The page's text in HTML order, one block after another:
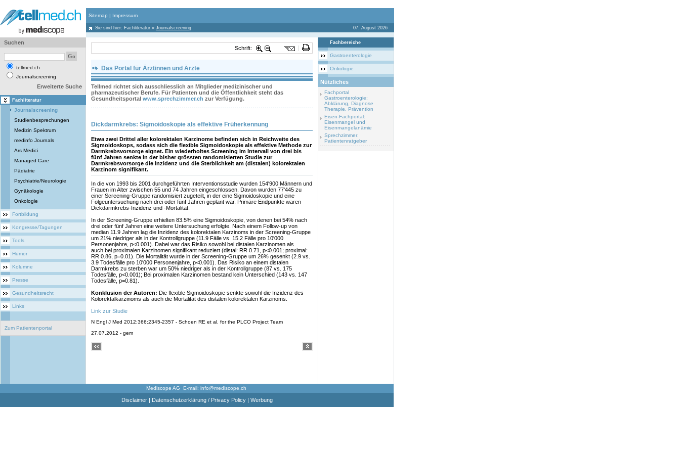
Sitemap | Impressum
Sie sind hier: Fachliteratur » Journalscreening 07. August 2026
Suchen
tellmed.ch
Journalscreening
Erweiterte Suche
Fachliteratur
Journalscreening
Studienbesprechungen
Medizin Spektrum
medinfo Journals
Ars Medici
Managed Care
Pädiatrie
Psychiatrie/Neurologie
Gynäkologie
Onkologie
Fortbildung
Kongresse/Tagungen
Tools
Humor
Kolumne
Presse
Gesundheitsrecht
Links
Zum Patientenportal
Schrift:
Das Portal für Ärztinnen und Ärzte
Tellmed richtet sich ausschliesslich an Mitglieder medizinischer und
pharmazeutischer Berufe. Für Patienten und die Öffentlichkeit steht das
Gesundheitsportal www.sprechzimmer.ch zur Verfügung.
Dickdarmkrebs: Sigmoidoskopie als effektive Früherkennung
Etwa zwei Drittel aller kolorektalen Karzinome befinden sich in Reichweite des
Sigmoidoskops, sodass sich die flexible Sigmoidoskopie als effektive Methode zur
Darmkrebsvorsorge eignet. Ein wiederholtes Screening im Intervall von drei bis
fünf Jahren senkte in der bisher grössten randomisierten Studie zur
Darmkrebsvorsorge die Inzidenz und die Sterblichkeit am (distalen) kolorektalen
Karzinom signifikant.
In die von 1993 bis 2001 durchgeführten Interventionsstudie wurden 154'900 Männern und
Frauen im Alter zwischen 55 und 74 Jahren eingeschlossen. Davon wurden 77'445 zu
einer Screening-Gruppe randomisiert zugeteilt, in der eine Sigmoidoskopie und eine
Folgeuntersuchung nach drei oder fünf Jahren geplant war. Primäre Endpunkte waren
Dickdarmkrebs-Inzidenz und -Mortalität.
In der Screening-Gruppe erhielten 83.5% eine Sigmoidoskopie, von denen bei 54% nach
drei oder fünf Jahren eine weitere Untersuchung erfolgte. Nach einem Follow-up von
median 11.9 Jahren lag die Inzidenz des kolorektalen Karzinoms in der Screening-Gruppe
um 21% niedriger als in der Kontrollgruppe (11.9 Fälle vs. 15.2 Fälle pro 10'000
Personenjahre, p<0.001). Dabei war das Risiko sowohl bei distalen Karzinomen als
auch bei proximalen Karzinomen signifikant reduziert (distal: RR 0.71, p<0.001; proximal:
RR 0.86, p=0.01). Die Mortalität wurde in der Screening-Gruppe um 26% gesenkt (2.9 vs.
3.9 Todesfälle pro 10'000 Personenjahre, p<0.001). Das Risiko an einem distalen
Darmkrebs zu sterben war um 50% niedriger als in der Kontrollgruppe (87 vs. 175
Todesfälle, p<0.001); Bei proximalen Karzinomen bestand kein Unterschied (143 vs. 147
Todesfälle, p=0.81).
Konklusion der Autoren: Die flexible Sigmoidoskopie senkte sowohl die Inzidenz des
Kolorektalkarzinoms als auch die Mortalität des distalen kolorektalen Karzinoms.
Link zur Studie
N Engl J Med 2012;366:2345-2357 - Schoen RE et al. for the PLCO Project Team
27.07.2012 - gem
Fachbereiche
Gastroenterologie
Onkologie
Nützliches
Fachportal
Gastroenterologie:
Abklärung, Diagnose
Therapie, Prävention
Eisen-Fachportal:
Eisenmangel und
Eisenmangelanämie
Sprechzimmer:
Patientenratgeber
Mediscope AG E-mail: info@mediscope.ch
Disclaimer| Datenschutzerklärung / Privacy Policy| Werbung